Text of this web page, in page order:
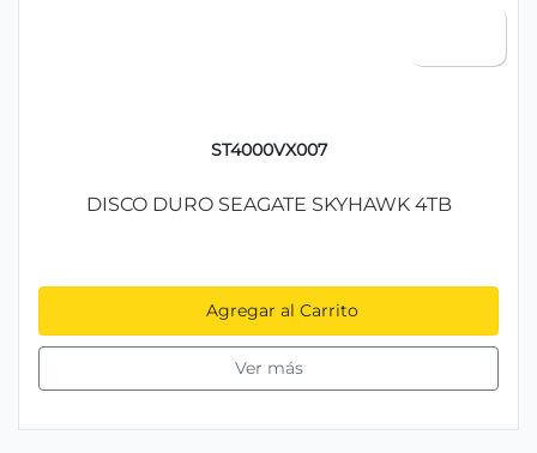
ST4000VX007
DISCO DURO SEAGATE SKYHAWK 4TB
Agregar al Carrito
Ver más